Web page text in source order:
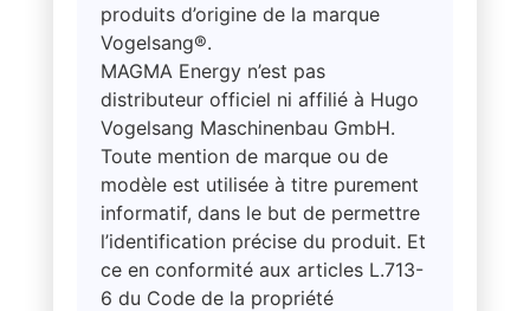
produits d’origine de la marque
Vogelsang®.
MAGMA Energy n’est pas
distributeur officiel ni affilié à Hugo
Vogelsang Maschinenbau GmbH.
Toute mention de marque ou de
modèle est utilisée à titre purement
informatif, dans le but de permettre
l’identification précise du produit. Et
ce en conformité aux articles L.713-
6 du Code de la propriété